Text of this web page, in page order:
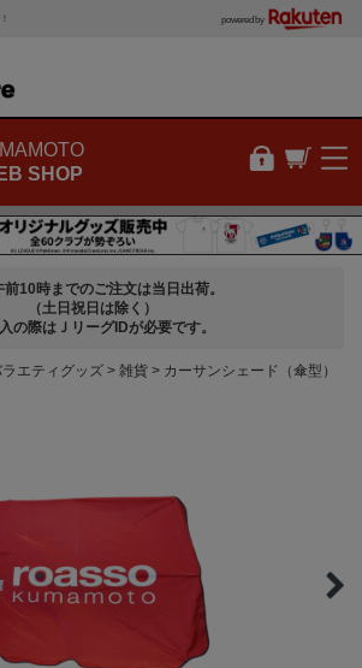
powered by
SHOP
前10時までのご注文は当日出荷。
（土日祝日は除く）
の際はＪリーグIDが必要です。
エティグッズ 雑貨 カーサンシェード（傘型）